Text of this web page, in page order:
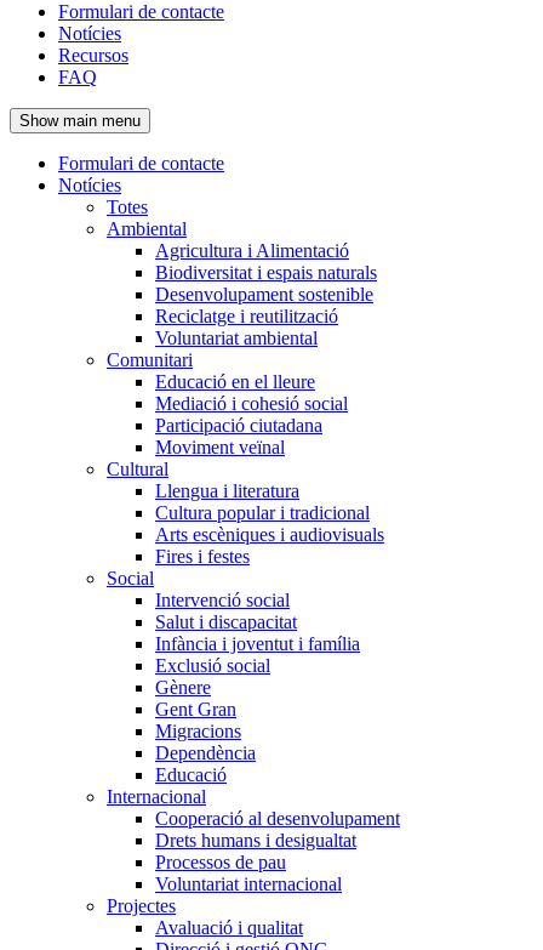
Navegació
principal
de
l'encapçalament
Formulari de contacte
Notícies
Recursos
FAQ
Show main menu
Navegació
principal
Formulari de contacte
Notícies
Totes
Ambiental
Agricultura i Alimentació
Biodiversitat i espais naturals
Desenvolupament sostenible
Reciclatge i reutilització
Voluntariat ambiental
Comunitari
Educació en el lleure
Mediació i cohesió social
Participació ciutadana
Moviment veïnal
Cultural
Llengua i literatura
Cultura popular i tradicional
Arts escèniques i audiovisuals
Fires i festes
Social
Intervenció social
Salut i discapacitat
Infància i joventut i família
Exclusió social
Gènere
Gent Gran
Migracions
Dependència
Educació
Internacional
Cooperació al desenvolupament
Drets humans i desigualtat
Processos de pau
Voluntariat internacional
Projectes
Avaluació i qualitat